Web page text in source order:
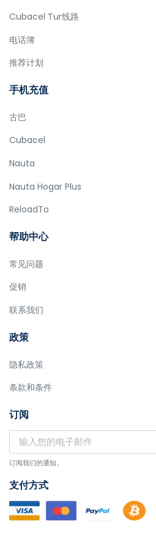
Cubacel Tur线路
电话簿
推荐计划
手机充值
古巴
Cubacel
Nauta
Nauta Hogar Plus
ReloadTo
帮助中心
常见问题
促销
联系我们
政策
隐私政策
条款和条件
订阅
订阅我们的通知。
支付方式